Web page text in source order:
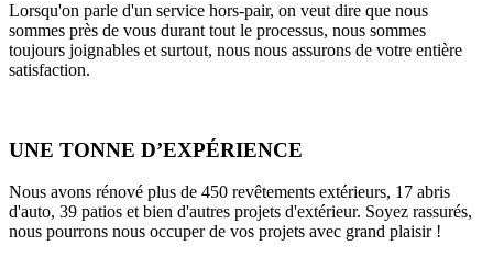
Lorsqu'on parle d'un service hors-pair, on veut dire que nous
sommes près de vous durant tout le processus, nous sommes
toujours joignables et surtout, nous nous assurons de votre entière
satisfaction.
UNE TONNE D’EXPÉRIENCE
Nous avons rénové plus de 450 revêtements extérieurs, 17 abris
d'auto, 39 patios et bien d'autres projets d'extérieur. Soyez rassurés,
nous pourrons nous occuper de vos projets avec grand plaisir !